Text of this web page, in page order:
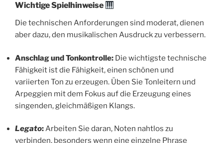
Wichtige Spielhinweise
Die technischen Anforderungen sind moderat, dienen
aber dazu, den musikalischen Ausdruck zu verbessern.
Anschlag und Tonkontrolle: Die wichtigste technische
Fähigkeit ist die Fähigkeit, einen schönen und
variierten Ton zu erzeugen. Üben Sie Tonleitern und
Arpeggien mit dem Fokus auf die Erzeugung eines
singenden, gleichmäßigen Klangs.
Legato:Arbeiten Sie daran, Noten nahtlos zu
verbinden, besonders wenn eine einzelne Phrase